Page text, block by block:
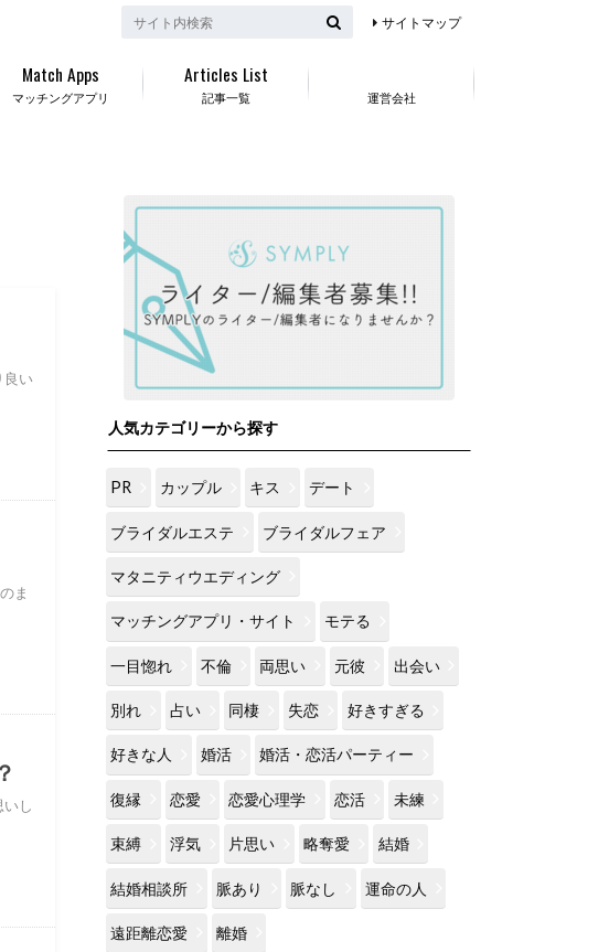
サイトマップ
マッチングアプリ
Match Apps
記事一覧
Articles List
運営会社
良い
ま
し
人気カテゴリーから探す
PR カップル キス デート
ブライダルエステ ブライダルフェア
マタニティウエディング
マッチングアプリ・サイト モテる
一目惚れ 不倫 両思い 元彼 出会い
別れ 占い 同棲 失恋 好きすぎる
好きな人 婚活 婚活・恋活パーティー
復縁 恋愛 恋愛心理学 恋活 未練
束縛 浮気 片思い 略奪愛 結婚
結婚相談所 脈あり 脈なし 運命の人
遠距離恋愛 離婚